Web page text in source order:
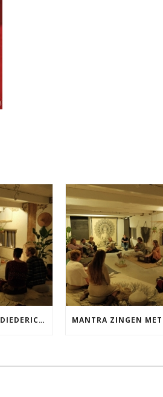
MANTRA ZINGEN MET DIEDERICK VRIJDAG 25 SEPTEMBER EN 20 NOVEMBER